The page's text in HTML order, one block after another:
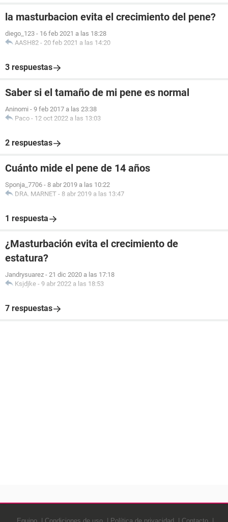
la masturbacion evita el crecimiento del pene?
diego_123 - 16 feb 2021 a las 18:28
AASH82 - 20 feb 2021 a las 14:20
3 respuestas
Saber si el tamaño de mi pene es normal
Aninomi - 9 feb 2017 a las 23:38
Paco - 12 oct 2022 a las 13:03
2 respuestas
Cuánto mide el pene de 14 años
Sponja_7706 - 8 abr 2019 a las 10:22
DRA. MARNET - 8 abr 2019 a las 13:47
1 respuesta
¿Masturbación evita el crecimiento de
estatura?
Jandrysuarez - 21 dic 2020 a las 17:18
Ksjdjke - 9 abr 2022 a las 18:53
7 respuestas